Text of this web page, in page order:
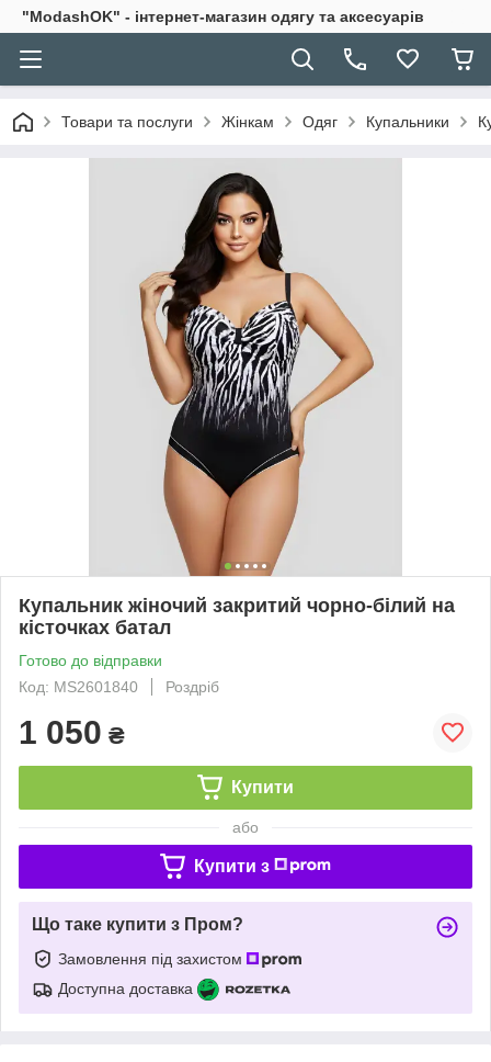
"ModashOK" - інтернет-магазин одягу та аксесуарів
Товари та послуги Жінкам Одяг Купальники
Купальник жіночий закритий чорно-білий на
кісточках батал
Готово до відправки
Код: МS2601840
Роздріб
1 050 ₴
Купити
або
Купити з
Що таке купити з Пром?
Замовлення під захистом
Доступна доставка